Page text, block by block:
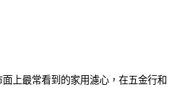
上最常看到的家用濾心，在五金行和